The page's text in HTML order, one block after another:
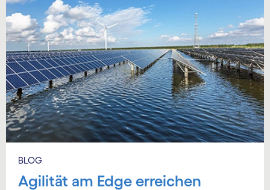
BLOG
Agilität am Edge erreichen